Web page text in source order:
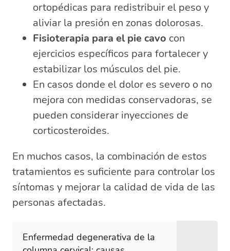
ortopédicas para redistribuir el peso y
aliviar la presión en zonas dolorosas.
Fisioterapia para el pie cavo con
ejercicios específicos para fortalecer y
estabilizar los músculos del pie.
En casos donde el dolor es severo o no
mejora con medidas conservadoras, se
pueden considerar inyecciones de
corticosteroides.
En muchos casos, la combinación de estos
tratamientos es suficiente para controlar los
síntomas y mejorar la calidad de vida de las
personas afectadas.
Enfermedad degenerativa de la